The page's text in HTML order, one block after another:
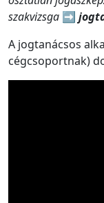
szakvizsga ➡️
A jogtanácsos
cégcsoportnak)